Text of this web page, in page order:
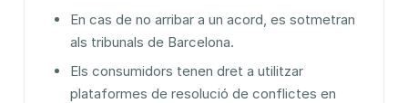
En cas de no arribar a un acord, es sotmetran
als tribunals de Barcelona.
Els consumidors tenen dret a utilitzar
plataformes de resolució de conflictes en